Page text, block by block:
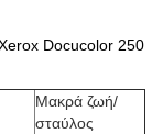
Xerox Docucolor 250
Μακρά ζωή/
σταύλος